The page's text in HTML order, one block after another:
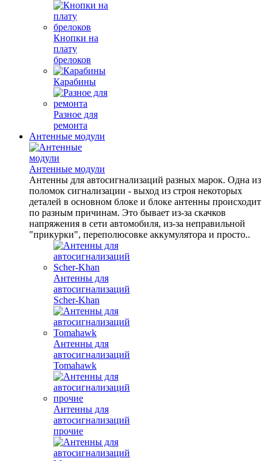
Кнопки на
плату
брелоков
Карабины
Разное для
ремонта
Антенные модули
Антенные модули
Антенны для автосигнализаций разных марок. Одна из
поломок сигнализации - выход из строя некоторых
деталей в основном блоке и блоке антенны происходит
по разным причинам. Это бывает из-за скачков
напряжения в сети автомобиля, из-за неправильной
"прикурки", переполюсовке аккумулятора и просто..
Антенны для
автосигнализаций
Scher-Khan
Антенны для
автосигнализаций
Tomahawk
Антенны для
автосигнализаций
прочие